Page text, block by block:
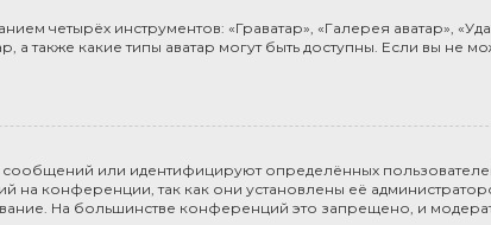
четырёх инструментов: «Граватар», «Галерея аватар»,
также какие типы аватар могут быть доступны. Если вы не
или идентифицируют определённых
конференции, так как они установлены её
На большинстве конференций это запрещено, и